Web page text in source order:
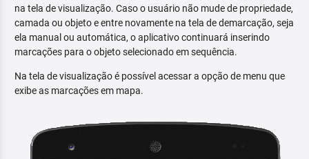
na tela de visualização. Caso o usuário não mude de propriedade,
camada ou objeto e entre novamente na tela de demarcação, seja
ela manual ou automática, o aplicativo continuará inserindo
marcações para o objeto selecionado em sequência.
Na tela de visualização é possível acessar a opção de menu que
exibe as marcações em mapa.